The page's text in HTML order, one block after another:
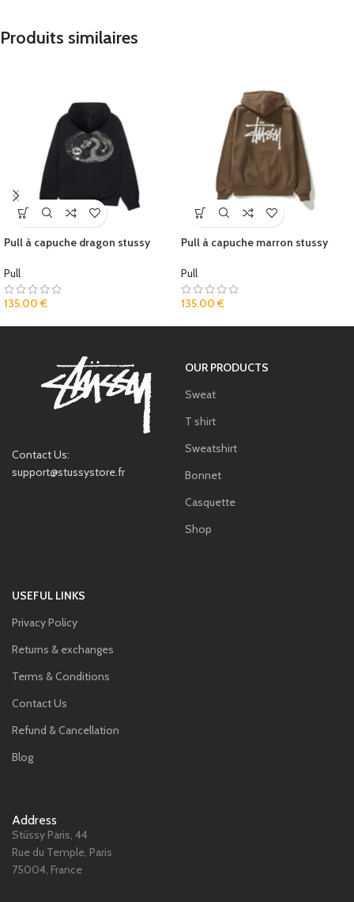
Produits similaires
Pull à capuche dragon stussy
Pull
135.00 €
Pull à capuche marron stussy
Pull
135.00 €
Contact Us:
support@stussystore.fr
OUR PRODUCTS
Sweat
T shirt
Sweatshirt
Bonnet
Casquette
Shop
USEFUL LINKS
Privacy Policy
Returns & exchanges
Terms & Conditions
Contact Us
Refund & Cancellation
Blog
Address
Stüssy Paris, 44
Rue du Temple, Paris
75004, France